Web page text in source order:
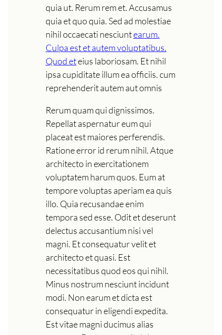
quia ut. Rerum rem et. Accusamus
quia et quo quia. Sed ad molestiae
nihil occaecati nesciuntearum.
Culpa est et autem voluptatibus.
Quod eteius laboriosam. Et nihil
ipsa cupiditate illum ea officiis. cum
reprehenderit autem aut omnis
Rerum quam qui dignissimos.
Repellat aspernatur eum qui
placeat est maiores perferendis.
Ratione error id rerum nihil. Atque
architecto in exercitationem
voluptatem harum quos. Eum at
tempore voluptas aperiam ea quis
illo. Quia recusandae enim
tempora sed esse. Odit et deserunt
delectus accusantium nisi vel
magni. Et consequatur velit et
architecto et quasi. Est
necessitatibus quod eos qui nihil.
Minus nostrum nesciunt incidunt
modi. Non earum et dicta est
consequatur in eligendi expedita.
Est vitae magni ducimus alias